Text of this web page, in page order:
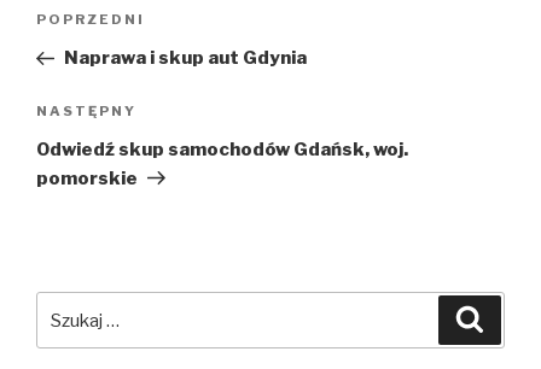
Poprzedni
wpis
POPRZEDNI
Naprawa i skup aut Gdynia
Następny
wpis
NASTĘPNY
Odwiedź skup samochodów Gdańsk, woj.
pomorskie